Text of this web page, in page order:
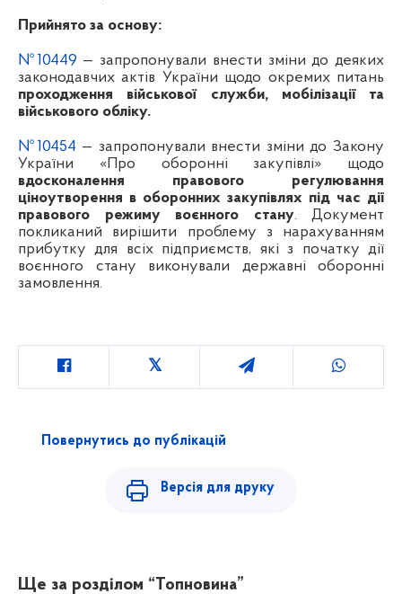
Прийнято за основу:
№10449 — запропонували внести зміни до деяких
законодавчих актів України щодо окремих питань
проходження військової служби, мобілізації та
військового обліку.
№10454 — запропонували внести зміни до Закону
України «Про оборонні закупівлі» щодо
вдосконалення правового регулювання
ціноутворення в оборонних закупівлях під час дії
правового режиму воєнного стану. Документ
покликаний вирішити проблему з нарахуванням
прибутку для всіх підприємств, які з початку дії
воєнного стану виконували державні оборонні
замовлення.
Повернутись до публікацій
Версія для друку
Ще за розділом “Топновина”